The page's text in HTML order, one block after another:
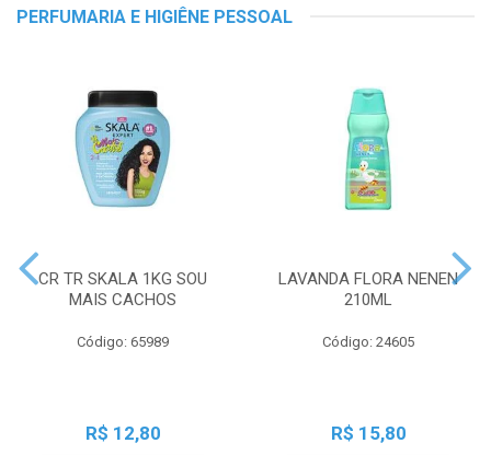
PERFUMARIA E HIGIÊNE PESSOAL
CR TR SKALA 1KG SOU
MAIS CACHOS
Código: 65989
R$ 12,80
LAVANDA FLORA NENEN
210ML
Código: 24605
R$ 15,80